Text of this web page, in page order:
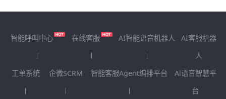
智能呼叫中心 在线客服 AI智能语音机器人
AI客服机器
人
工单系统
企微SCRM 智能客服Agent编排平台
Al语音智慧平
台